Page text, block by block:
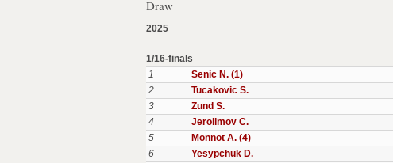
Draw
2025
1/16-finals
1
Senic N. (1)
2
Tucakovic S.
3
Zund S.
4
Jerolimov C.
5
Monnot A. (4)
6
Yesypchuk D.